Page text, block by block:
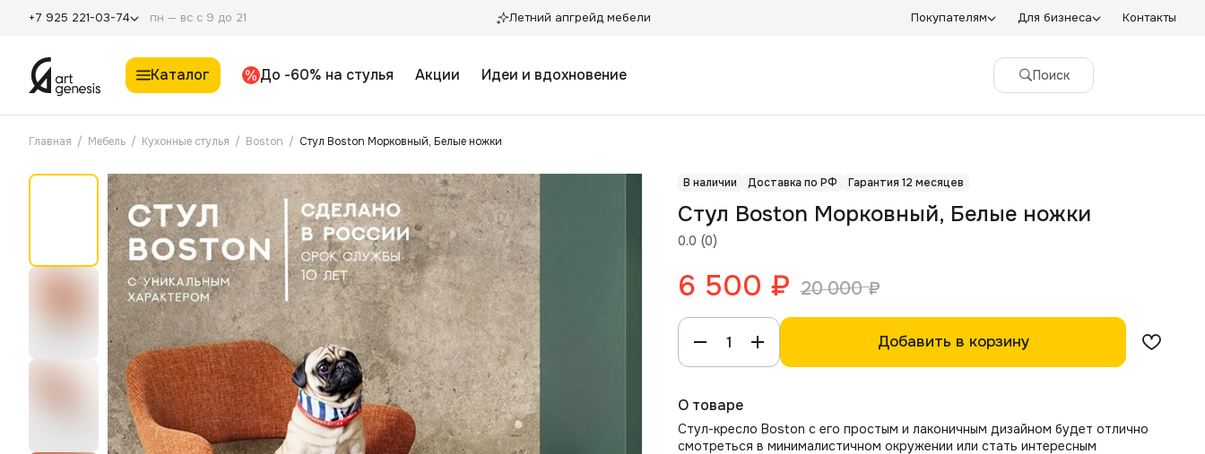
+7 925 221-03-74 пн — вс с 9 до 21 Летний апгрейд мебели Покупателям Для бизнеса Контакты
Каталог До -60% на стулья Акции Идеи и вдохновение Поиск
Главная / Мебель / Кухонные стулья / Boston / Стул Boston Морковный, Белые ножки
В наличии Доставка по РФ Гарантия 12 месяцев
0.0 (0)
Стул Boston Морковный, Белые ножки
6 500 ₽ 20 000 ₽
Добавить в корзину
О товаре
Стул-кресло Boston с его простым и лаконичным дизайном будет отлично
смотреться в минималистичном окружении или стать интересным